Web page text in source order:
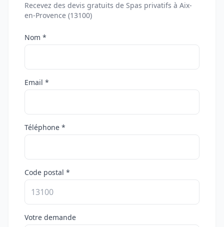
Recevez des devis gratuits de Spas privatifs à Aix-
en-Provence (13100)
Nom *
Email *
Téléphone *
Code postal *
Votre demande